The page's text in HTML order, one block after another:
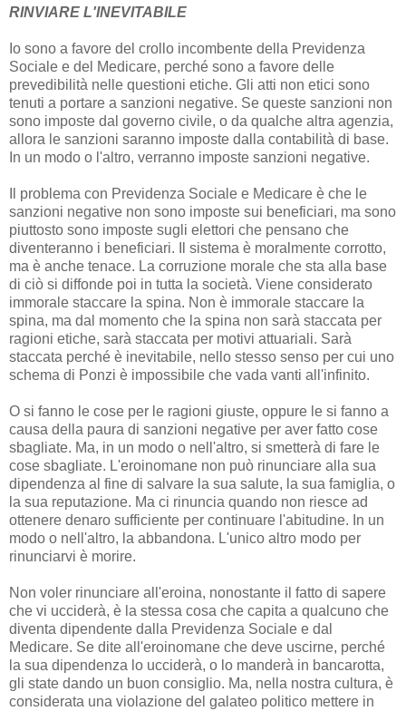
RINVIARE L'INEVITABILE
Io sono a favore del crollo incombente della Previdenza
Sociale e del Medicare, perché sono a favore delle
prevedibilità nelle questioni etiche. Gli atti non etici sono
tenuti a portare a sanzioni negative. Se queste sanzioni non
sono imposte dal governo civile, o da qualche altra agenzia,
allora le sanzioni saranno imposte dalla contabilità di base.
In un modo o l'altro, verranno imposte sanzioni negative.
Il problema con Previdenza Sociale e Medicare è che le
sanzioni negative non sono imposte sui beneficiari, ma sono
piuttosto sono imposte sugli elettori che pensano che
diventeranno i beneficiari. Il sistema è moralmente corrotto,
ma è anche tenace. La corruzione morale che sta alla base
di ciò si diffonde poi in tutta la società. Viene considerato
immorale staccare la spina. Non è immorale staccare la
spina, ma dal momento che la spina non sarà staccata per
ragioni etiche, sarà staccata per motivi attuariali. Sarà
staccata perché è inevitabile, nello stesso senso per cui uno
schema di Ponzi è impossibile che vada vanti all'infinito.
O si fanno le cose per le ragioni giuste, oppure le si fanno a
causa della paura di sanzioni negative per aver fatto cose
sbagliate. Ma, in un modo o nell'altro, si smetterà di fare le
cose sbagliate. L'eroinomane non può rinunciare alla sua
dipendenza al fine di salvare la sua salute, la sua famiglia, o
la sua reputazione. Ma ci rinuncia quando non riesce ad
ottenere denaro sufficiente per continuare l'abitudine. In un
modo o nell'altro, la abbandona. L'unico altro modo per
rinunciarvi è morire.
Non voler rinunciare all'eroina, nonostante il fatto di sapere
che vi ucciderà, è la stessa cosa che capita a qualcuno che
diventa dipendente dalla Previdenza Sociale e dal
Medicare. Se dite all'eroinomane che deve uscirne, perché
la sua dipendenza lo ucciderà, o lo manderà in bancarotta,
gli state dando un buon consiglio. Ma, nella nostra cultura, è
considerata una violazione del galateo politico mettere in